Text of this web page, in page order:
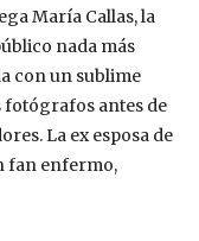
María Callas, la
nada más
con un sublime
fotógrafos antes de
La ex esposa de
fan enfermo,